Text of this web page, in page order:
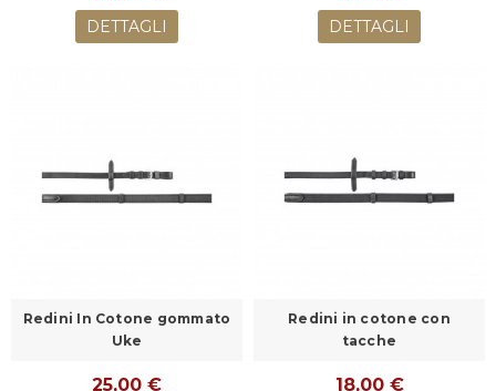
DETTAGLI DETTAGLI
Redini In Cotone gommato
Uke
25,00 €
Redini in cotone con
tacche
18,00 €